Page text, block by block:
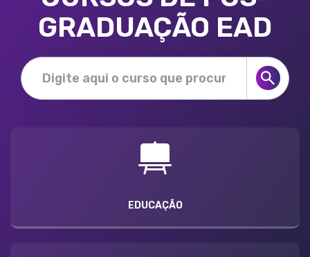
GRADUAÇÃO EAD
EDUCAÇÃO